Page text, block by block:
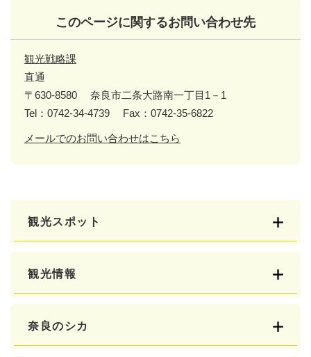
このページに関するお問い合わせ先
観光戦略課
直通
〒630-8580
奈良市二条大路南一丁目1－1
Tel：0742-34-4739
Fax：0742-35-6822
メールでのお問い合わせはこちら
観光スポット
観光情報
奈良のシカ